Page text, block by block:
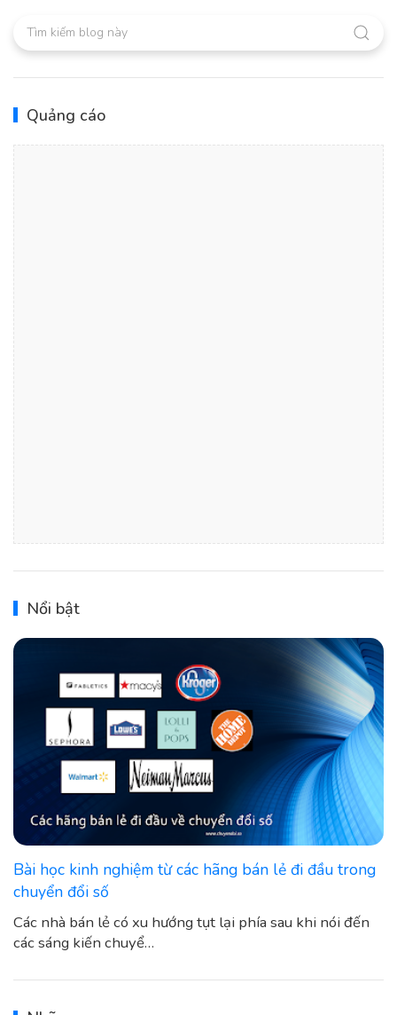
Quảng cáo
Nổi bật
Bài học kinh nghiệm từ các hãng bán lẻ đi đầu trong
chuyển đổi số
Các nhà bán lẻ có xu hướng tụt lại phía sau khi nói đến
các sáng kiến chuyể…